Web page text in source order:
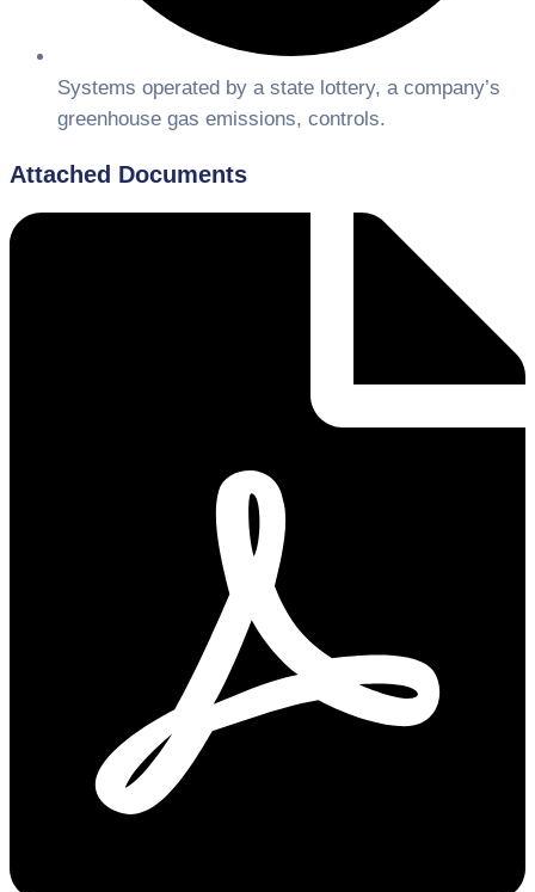
Systems operated by a state lottery, a company’s
greenhouse gas emissions, controls.
Attached Documents